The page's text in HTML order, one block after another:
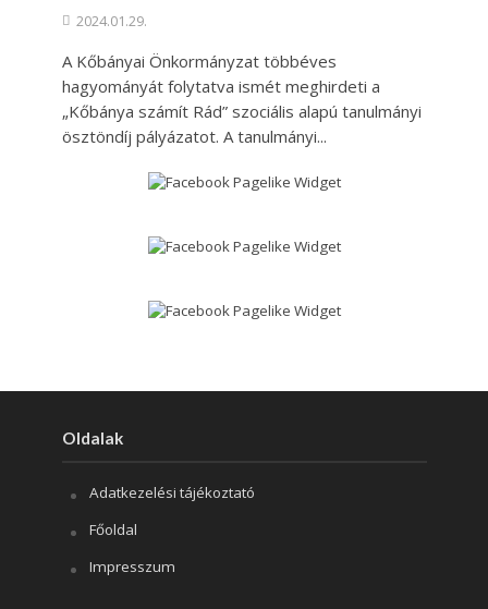
2024.01.29.
A Kőbányai Önkormányzat többéves
hagyományát folytatva ismét meghirdeti a
„Kőbánya számít Rád” szociális alapú tanulmányi
ösztöndíj pályázatot. A tanulmányi...
Oldalak
Adatkezelési tájékoztató
Főoldal
Impresszum